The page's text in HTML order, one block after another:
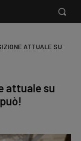
ATTUALE SU
attuale su